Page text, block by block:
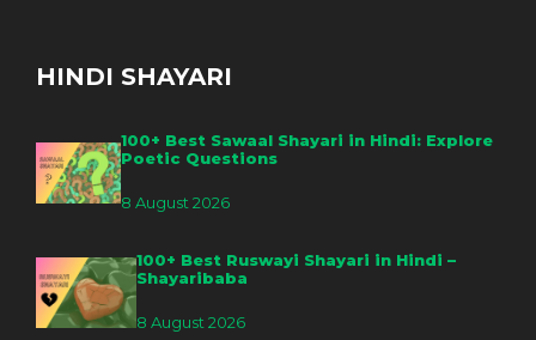
HINDI SHAYARI
100+ Best Sawaal Shayari in Hindi: Explore
Poetic Questions
8 August 2026
100+ Best Ruswayi Shayari in Hindi –
Shayaribaba
8 August 2026